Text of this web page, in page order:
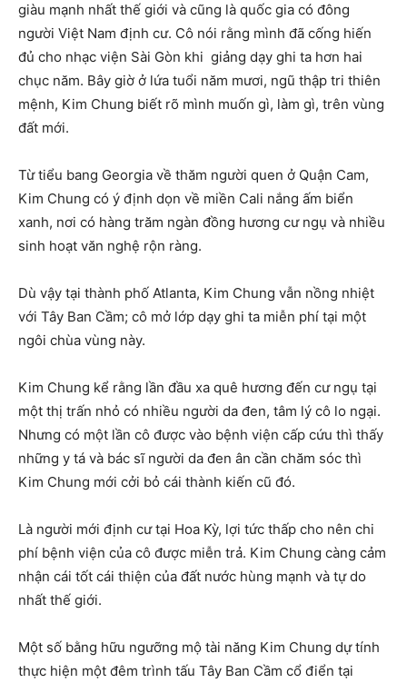
giàu mạnh nhất thế giới và cũng là quốc gia có đông
người Việt Nam định cư. Cô nói rằng mình đã cống hiến
đủ cho nhạc viện Sài Gòn khi giảng dạy ghi ta hơn hai
chục năm. Bây giờ ở lứa tuổi năm mươi, ngũ thập tri thiên
mệnh, Kim Chung biết rõ mình muốn gì, làm gì, trên vùng
đất mới.
Từ tiểu bang Georgia về thăm người quen ở Quận Cam,
Kim Chung có ý định dọn về miền Cali nắng ấm biển
xanh, nơi có hàng trăm ngàn đồng hương cư ngụ và nhiều
sinh hoạt văn nghệ rộn ràng.
Dù vậy tại thành phố Atlanta, Kim Chung vẫn nồng nhiệt
với Tây Ban Cầm; cô mở lớp dạy ghi ta miễn phí tại một
ngôi chùa vùng này.
Kim Chung kể rằng lần đầu xa quê hương đến cư ngụ tại
một thị trấn nhỏ có nhiều người da đen, tâm lý cô lo ngại.
Nhưng có một lần cô được vào bệnh viện cấp cứu thì thấy
những y tá và bác sĩ người da đen ân cần chăm sóc thì
Kim Chung mới cởi bỏ cái thành kiến cũ đó.
Là người mới định cư tại Hoa Kỳ, lợi tức thấp cho nên chi
phí bệnh viện của cô được miễn trả. Kim Chung càng cảm
nhận cái tốt cái thiện của đất nước hùng mạnh và tự do
nhất thế giới.
Một số bằng hữu ngưỡng mộ tài năng Kim Chung dự tính
thực hiện một đêm trình tấu Tây Ban Cầm cổ điển tại